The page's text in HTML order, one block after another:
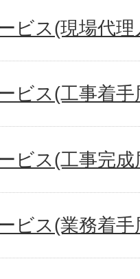
ビス(現場代理
ビス(工事着手
ビス(工事完成
ビス(業務着手